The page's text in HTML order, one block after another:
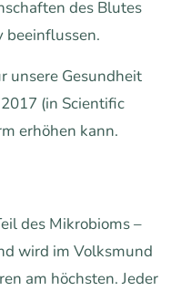
des Blutes
beeinflussen.
unsere Gesundheit
(in Scientific
erhöhen kann.
des Mikrobioms –
wird im Volksmund
am höchsten. Jeder